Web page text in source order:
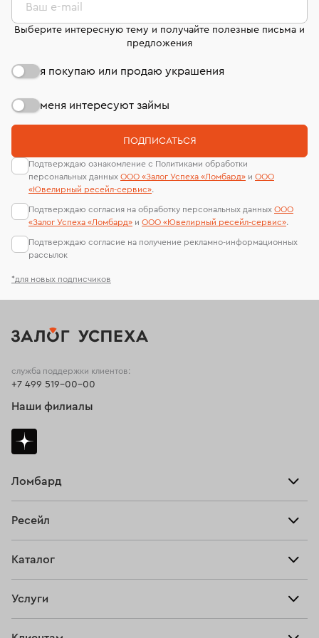
странице«Возврат украшений»
*для новых подписчиков
Ваш e-mail
Выберите интересную тему и получайте полезные письма и
предложения
я покупаю или продаю украшения
меня интересуют займы
ПОДПИСАТЬСЯ
Подтверждаю ознакомление с Политиками обработки
персональных данных ООО «Залог Успеха «Ломбард» и ООО
«Ювелирный ресейл-сервиc».
Подтверждаю согласия на обработку персональных данных ООО
«Залог Успеха «Ломбард» и ООО «Ювелирный ресейл-сервиc».
Подтверждаю согласие на получение рекламно-информационных
рассылок
Ломбард
Тарифы
Ресейл
Купить
Каталог
Услуги
служба поддержки клиентов:
+7 499 519-00-00
Наши филиалы